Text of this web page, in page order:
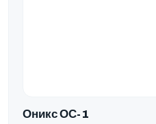
Оникс ОС-1